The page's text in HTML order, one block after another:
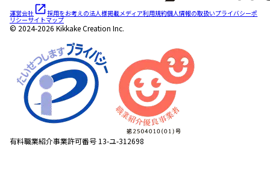
運営会社 採用をお考えの法人様掲載メディア利用規約個人情報の取扱いプライバシーポ
リシーサイトマップ
© 2024-2026 Kikkake Creation Inc.
有料職業紹介事業許可番号 13-ユ-312698